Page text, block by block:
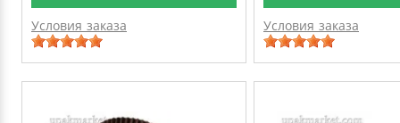
Условия заказа Условия заказа